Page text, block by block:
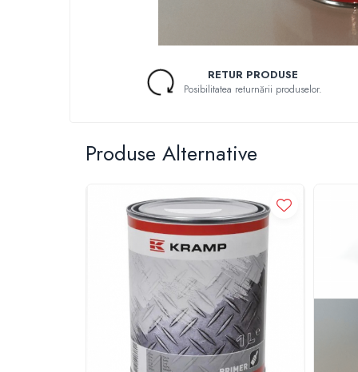
1.5.4. Piese de schimb pentru motor si
1.5.5. Pistoane & camasi piston
1.5.10. Distributie si accesorii
RETUR PRODUSE
Posibilitatea returnării produselor.
Produse Alternative